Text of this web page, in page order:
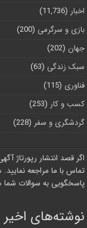
اخبار (11,736)
بازی و سرگرمی (200)
جهان (202)
سبک زندگی (63)
فناوری (115)
کسب و کار (253)
گردشگری و سفر (228)
اگر قصد انتشار رپورتاژ
تماس با ما مراجعه
پاسخگویی به سوالات
نوشته‌های اخیر